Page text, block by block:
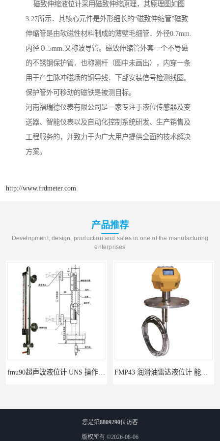
磁致伸缩液位计采用磁致伸缩原理，其原理图如图
3.27所示．其核心元件是外形细长的“磁致伸缩管”磁致
伸缩管是由软磁性材料制成的薄壁毛细管．外径0.7mm.
内径０.5mm.又称波导管。磁致伸缩管外套一个不导磁
的不锈钢保护管．也称测杆（图中未画出），内穿一条
用于产生脉冲磁场的铜导线．下部安装信号检测线圈。
保护管外可移动的磁铁是被测目标。
河南福瑞德仪表有限公司是一家专注于液位传感器及变
送器、智能仪表以及自动化控制系统研发、生产销售及
工程服务的，并致力于为广大用户提供全面的技术解决
方案。
http://www.frdmeter.com
产品推荐
Development, design, production and sales in one of the manufacturing
enterprises
您是第8809290位访客
版权所有 ©2026-08-06